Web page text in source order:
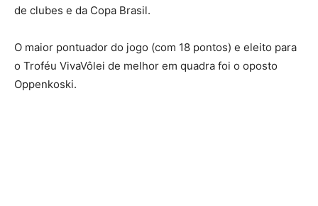
de clubes e da Copa Brasil.
O maior pontuador do jogo (com 18 pontos) e eleito para
o Troféu VivaVôlei de melhor em quadra foi o oposto
Oppenkoski.